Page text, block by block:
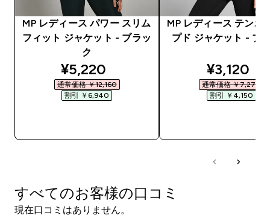
MP レディース パワー スリム
フィット ジャケット - ブラッ
ク
discounted price
¥5,220‎
通常価格 ￥12,160‎
割引 ￥6,940‎
MP レディース テンポ
プド ジャケット - ブ
¥3,120‎
通常価格 ￥7,270‎
割引 ￥4,150‎
すべてのお客様の口コミ
現在口コミはありません。